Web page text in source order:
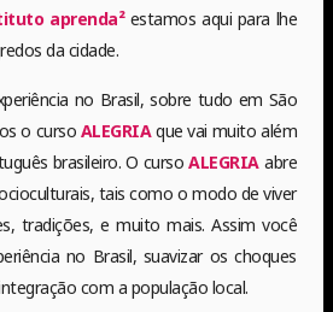
aprenda²estamos aqui para lhe
da cidade.
no Brasil, sobre tudo em São
o curso ALEGRIAque vai muito além
brasileiro. O cursoALEGRIAabre
tais como o modo de viver
tradições, e muito mais. Assim você
no Brasil, suavizar os choques
com a população local.